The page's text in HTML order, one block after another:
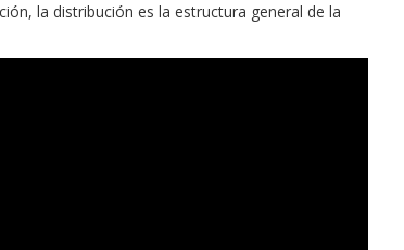
la distribución es la estructura general de la